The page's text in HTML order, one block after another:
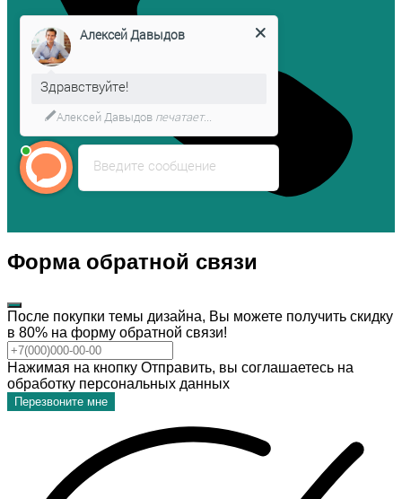
Форма обратной связи
После покупки темы дизайна, Вы можете получить скидку
в 80% на форму обратной связи!
Нажимая на кнопку Отправить, вы соглашаетесь на
обработку персональных данных
Перезвоните мне
Введите сообщение
Алексей Давыдов
Здравствуйте!
Алексей Давыдов печатает...